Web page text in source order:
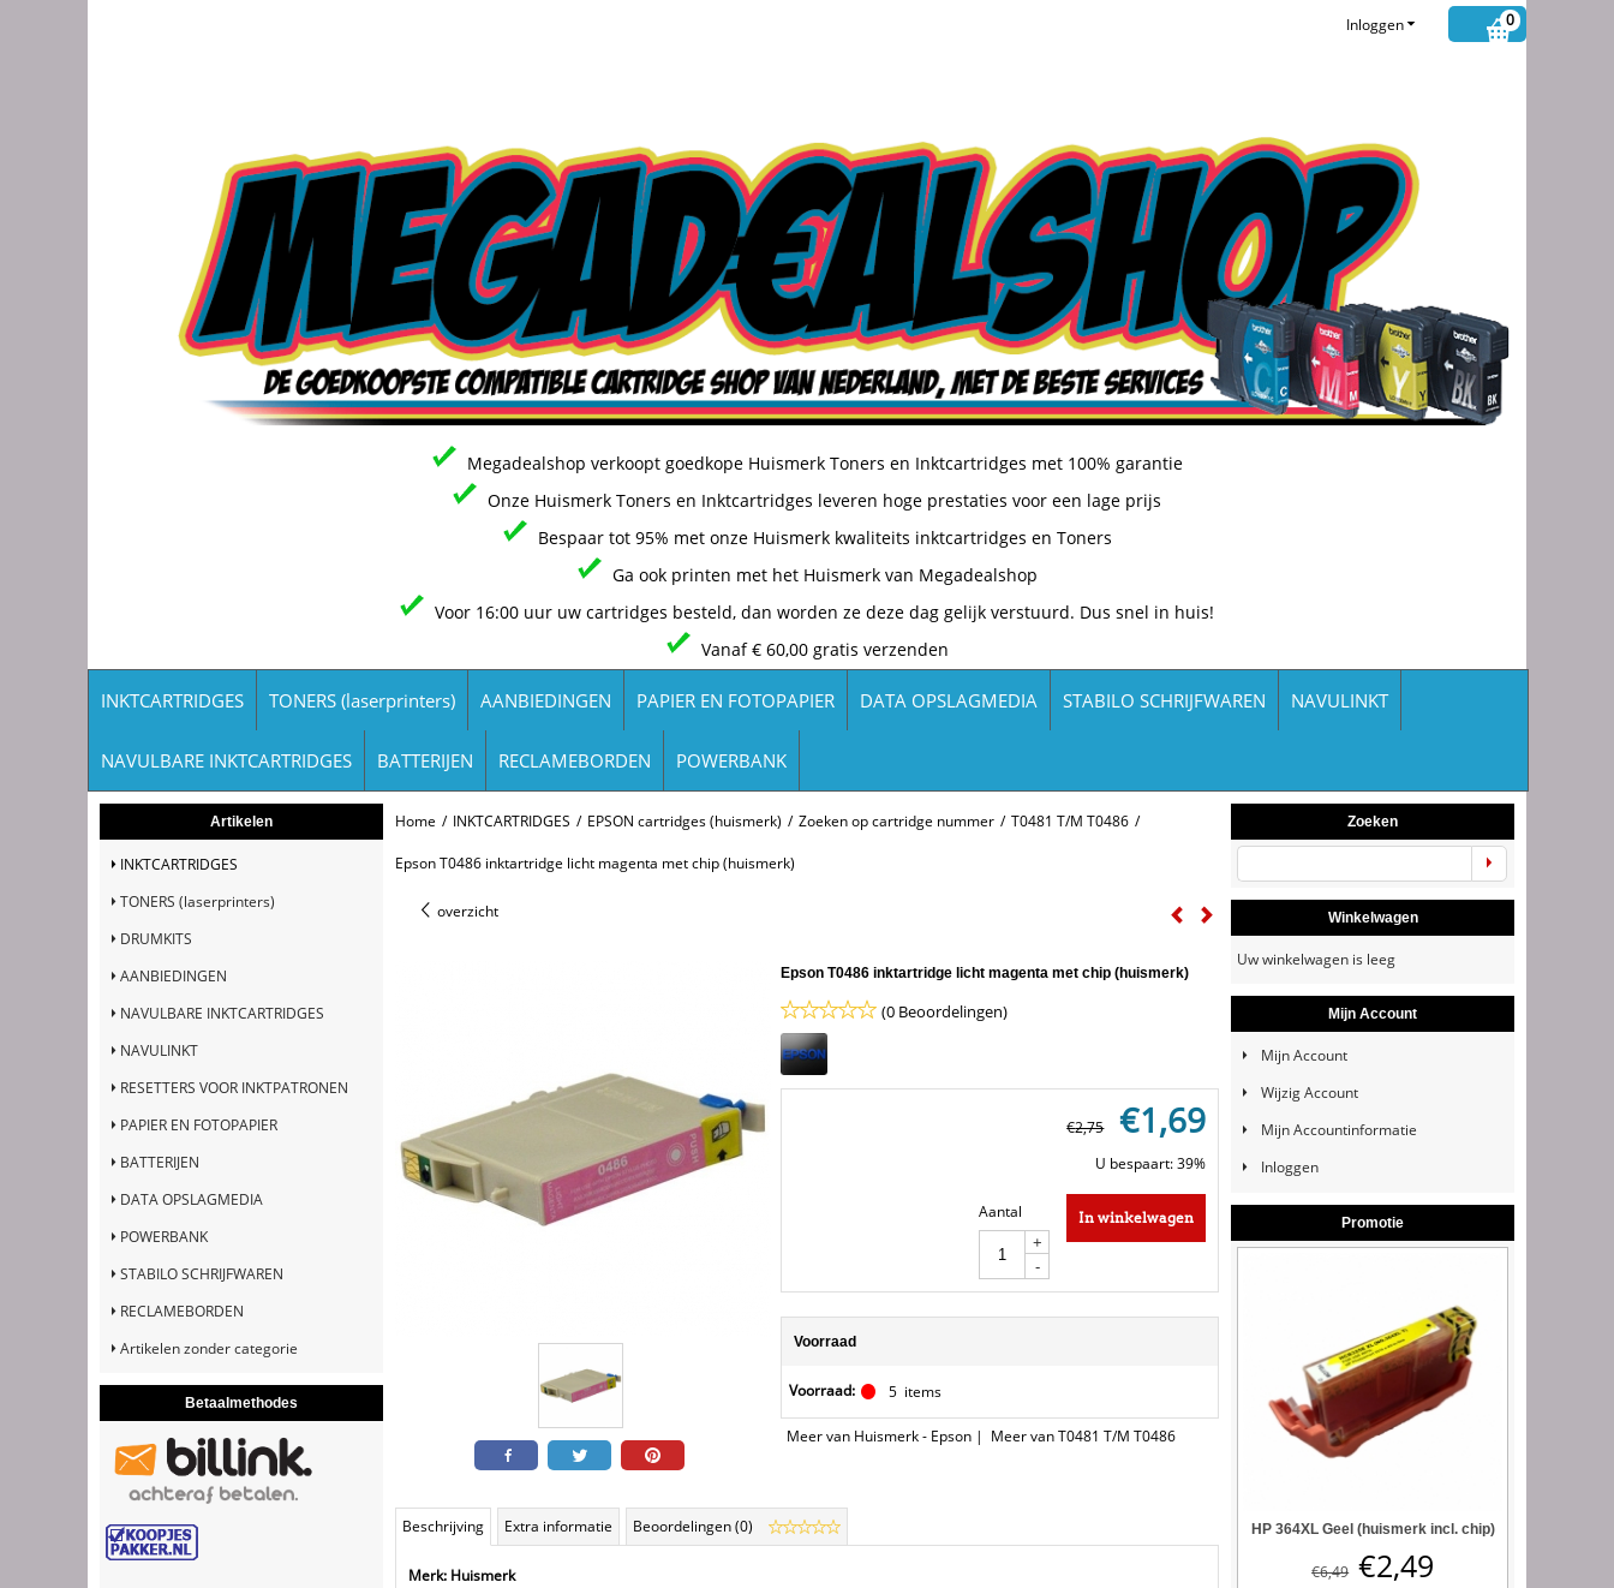
0
Inloggen
Megadealshop verkoopt goedkope Huismerk Toners en Inktcartridges met 100% garantie
Onze Huismerk Toners en Inktcartridges leveren hoge prestaties voor een lage prijs
Bespaar tot 95% met onze Huismerk kwaliteits inktcartridges en Toners
Ga ook printen met het Huismerk van Megadealshop
Voor 16:00 uur uw cartridges besteld, dan worden ze deze dag gelijk verstuurd. Dus snel in huis!
Vanaf € 60,00 gratis verzenden
INKTCARTRIDGES TONERS (laserprinters) AANBIEDINGEN PAPIER EN FOTOPAPIER DATA OPSLAGMEDIA STABILO SCHRIJFWAREN NAVULINKT
NAVULBARE INKTCARTRIDGES BATTERIJEN RECLAMEBORDEN POWERBANK
Artikelen
INKTCARTRIDGES
TONERS (laserprinters)
DRUMKITS
AANBIEDINGEN
NAVULBARE INKTCARTRIDGES
NAVULINKT
RESETTERS VOOR INKTPATRONEN
PAPIER EN FOTOPAPIER
BATTERIJEN
DATA OPSLAGMEDIA
POWERBANK
STABILO SCHRIJFWAREN
RECLAMEBORDEN
Artikelen zonder categorie
Betaalmethodes
Home / INKTCARTRIDGES / EPSON cartridges (huismerk) / Zoeken op cartridge nummer / T0481 T/M T0486 /
Epson T0486 inktartridge licht magenta met chip (huismerk)
overzicht
Epson T0486 inktartridge licht magenta met chip (huismerk)
(0 Beoordelingen)
€2,75 €1,69
U bespaart: 39%
Aantal
+
-
In winkelwagen
Voorraad
Voorraad: 5 items
Meer van Huismerk - Epson | Meer van T0481 T/M T0486
Beschrijving Extra informatie Beoordelingen (0)
Merk: Huismerk
Zoeken
Winkelwagen
Uw winkelwagen is leeg
Mijn Account
Mijn Account
Wijzig Account
Mijn Accountinformatie
Inloggen
Promotie
HP 364XL Geel (huismerk incl. chip)
€6,49 €2,49